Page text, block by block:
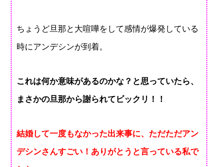
ちょうど旦那と大喧嘩をして感情が爆発している
時にアンデシンが到着。
これは何か意味があるのかな？と思っていたら、
まさかの旦那から謝られてビックリ！！
結婚して一度もなかった出来事に、ただただアン
デシンさんすごい！ありがとうと言っている私で